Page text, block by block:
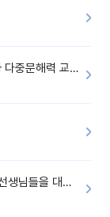
[설문조사/기프티콘지급] 만3-5세 유아 담임교사 다중문해력 교육 증진을 위한 설문조사
[설문조사/기프티콘] 만3-5세 담임을 맡고 있는 선생님들을 대상으로 설문조사를 합니다!